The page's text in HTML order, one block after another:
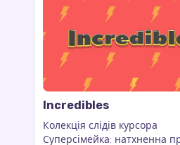
Incredibles
Колекція слідів курсора
Суперсімейка: натхненна